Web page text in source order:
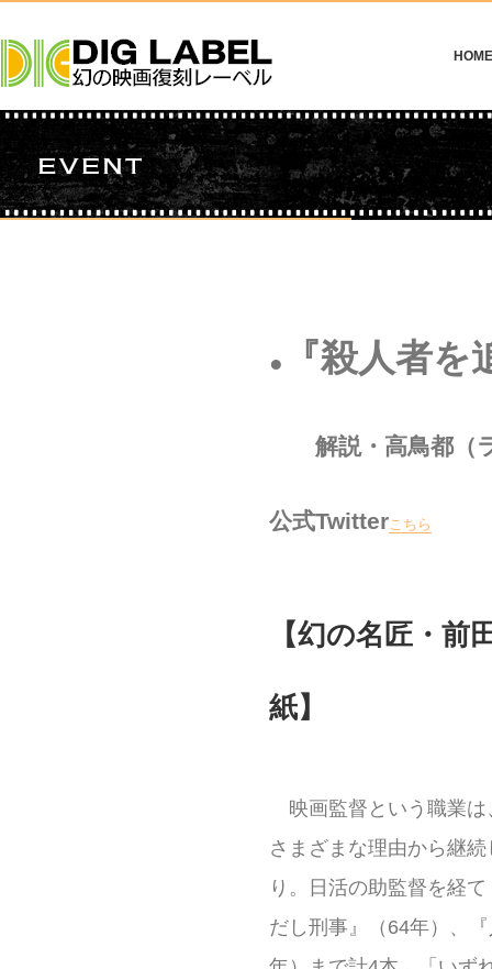
HOME
● 『殺人者を
解説・高鳥都（
公式Twitterこちら
【幻の名匠・前
紙】
映画監督という職業は
さまざまな理由から継
り。日活の助監督を経
だし刑事』（64年）、